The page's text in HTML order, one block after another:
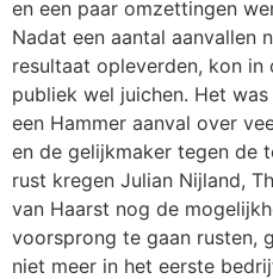
en een paar omzettingen
Nadat een aantal aanvallen
resultaat opleverden, kon
publiek wel juichen. Het
een Hammer aanval over
en de gelijkmaker tegen de
rust kregen Julian Nijland,
van Haarst nog de
voorsprong te gaan rusten,
niet meer in het eerste